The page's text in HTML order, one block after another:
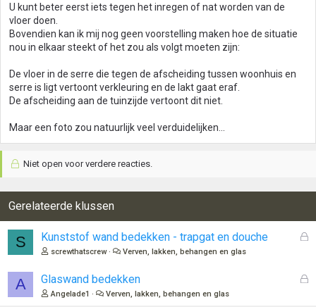
U kunt beter eerst iets tegen het inregen of nat worden van de
vloer doen.
Bovendien kan ik mij nog geen voorstelling maken hoe de situatie
nou in elkaar steekt of het zou als volgt moeten zijn:
De vloer in de serre die tegen de afscheiding tussen woonhuis en
serre is ligt vertoont verkleuring en de lakt gaat eraf.
De afscheiding aan de tuinzijde vertoont dit niet.
Maar een foto zou natuurlijk veel verduidelijken...
Niet open voor verdere reacties.
Gerelateerde klussen
S
G
Kunststof wand bedekken - trapgat en douche
screwthatscrew Verven, lakken, behangen en glas
A
G
Glaswand bedekken
Angelade1 Verven, lakken, behangen en glas